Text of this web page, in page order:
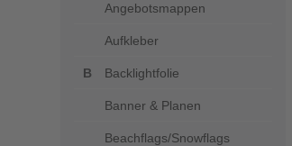
Angebotsmappen
Aufkleber
Backlightfolie
Banner & Planen
Beachflags/Snowflags